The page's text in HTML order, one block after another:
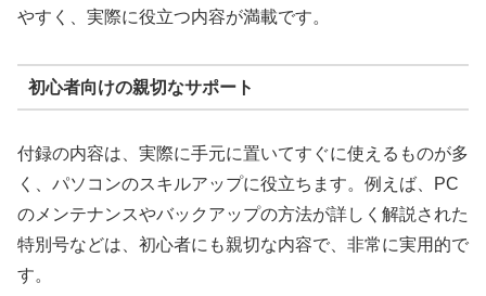
やすく、実際に役立つ内容が満載です。
初心者向けの親切なサポート
付録の内容は、実際に手元に置いてすぐに使えるものが多
く、パソコンのスキルアップに役立ちます。例えば、PC
のメンテナンスやバックアップの方法が詳しく解説された
特別号などは、初心者にも親切な内容で、非常に実用的で
す。